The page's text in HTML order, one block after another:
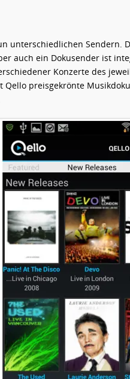
unterschiedlichen Sendern.
auch ein Dokusender ist
Konzerte des
preisgekrönte